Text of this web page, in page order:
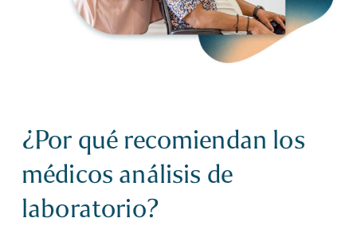
¿Por qué recomiendan los
médicos análisis de
laboratorio?